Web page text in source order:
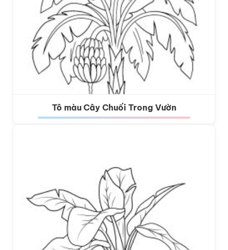
Tô màu Cây Chuối Trong Vườn